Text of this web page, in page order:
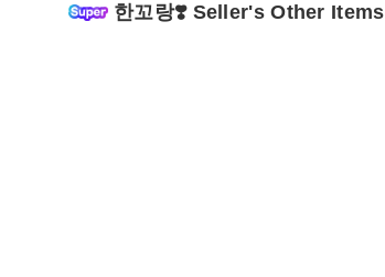
한꼬랑❣️ Seller's Other Items